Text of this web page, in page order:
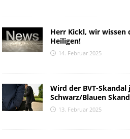
Herr Kickl, wir wissen
Heiligen!
14. Februar 2025
Wird der BVT-
Schwarz/Blauen
13. Februar 2025